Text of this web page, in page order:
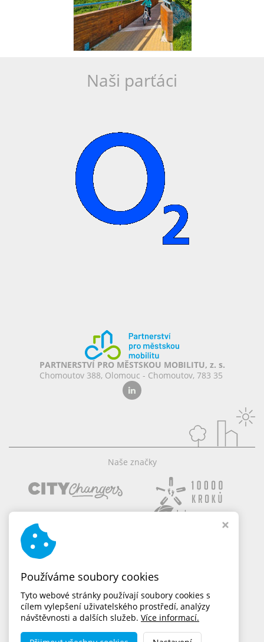
Naši parťáci
PARTNERSTVÍ PRO MĚSTSKOU MOBILITU, z. s.
Chomoutov 388, Olomouc - Chomoutov, 783 35
Naše značky
Používáme soubory cookies
Tyto webové stránky používají soubory cookies s
cílem vylepšení uživatelského prostředí, analýzy
návštěvnosti a dalších služeb. Více informací.